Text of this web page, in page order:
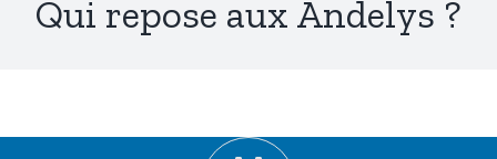
Qui repose aux Andelys ?